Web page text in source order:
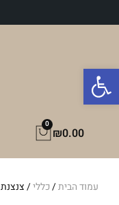
פתח סרגל נגישות
לתוכן
₪0.00
0
עגלת
קניות
עמוד הבית/ כללי/ צנצנת FREE לתבלינים 120 מ"ל